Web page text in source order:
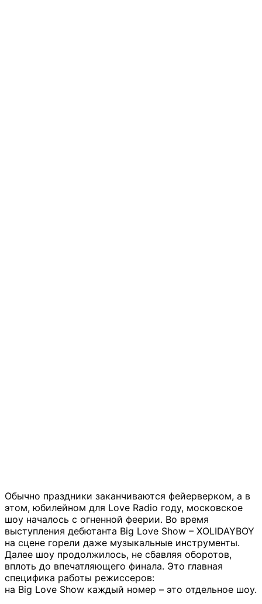
Обычно праздники заканчиваются фейерверком, а в
этом, юбилейном для Love Radio году, московское
шоу началось с огненной феерии. Во время
выступления дебютанта Big Love Show – XOLIDAYBOY
на сцене горели даже музыкальные инструменты.
Далее шоу продолжилось, не сбавляя оборотов,
вплоть до впечатляющего финала. Это главная
специфика работы режиссеров:
на Big Love Show каждый номер – это отдельное шоу.